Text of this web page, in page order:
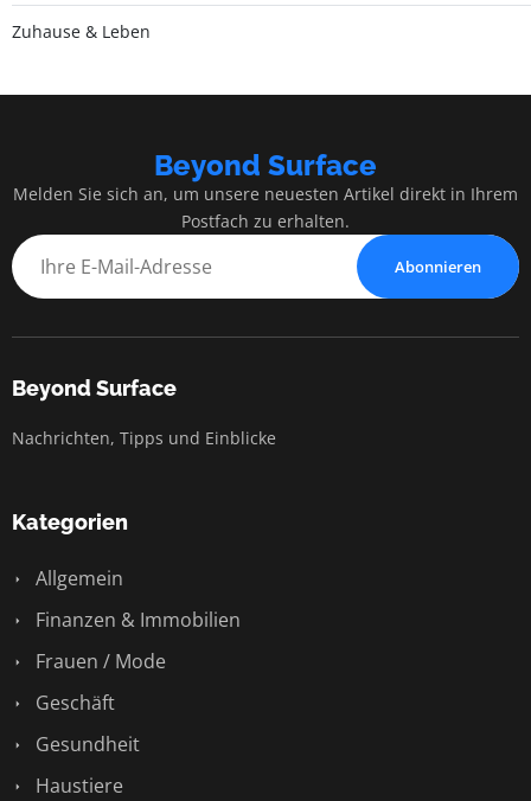
Zuhause & Leben
Beyond Surface
Melden Sie sich an, um unsere neuesten Artikel direkt in Ihrem
Postfach zu erhalten.
Abonnieren
Beyond Surface
Nachrichten, Tipps und Einblicke
Kategorien
Allgemein
Finanzen & Immobilien
Frauen / Mode
Geschäft
Gesundheit
Haustiere